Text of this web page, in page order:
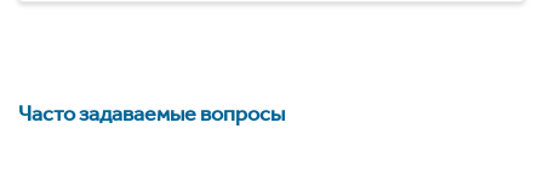
Часто задаваемые вопросы